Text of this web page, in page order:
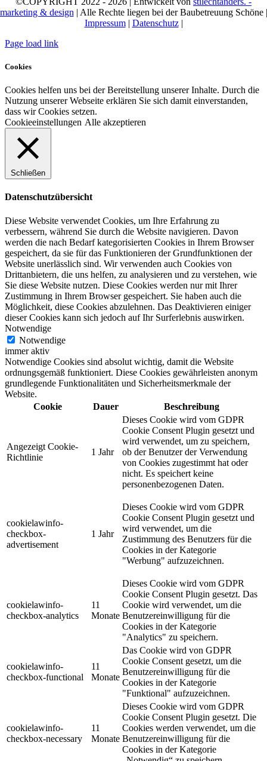
marketing & design | Alle Rechte liegen bei der Baubetreuung Schöne |
Impressum| Datenschutz|
Page load link
Cookies
Cookies helfen uns bei der Bereitstellung unserer Inhalte. Durch die
Nutzung unserer Webseite erklären Sie sich damit einverstanden,
dass wir Cookies setzen.
Cookieeinstellungen Alle akzeptieren
Schließen
Datenschutzübersicht
Diese Website verwendet Cookies, um Ihre Erfahrung zu
verbessern, während Sie durch die Website navigieren. Davon
werden die nach Bedarf kategorisierten Cookies in Ihrem Browser
gespeichert, da sie für das Funktionieren der Grundfunktionen der
Website unerlässlich sind. Wir verwenden auch Cookies von
Drittanbietern, die uns helfen, zu analysieren und zu verstehen, wie
Sie diese Website nutzen. Diese Cookies werden nur mit Ihrer
Zustimmung in Ihrem Browser gespeichert. Sie haben auch die
Möglichkeit, diese Cookies abzulehnen. Das Deaktivieren einiger
dieser Cookies kann sich jedoch auf Ihr Surferlebnis auswirken.
Notwendige
Notwendige
immer aktiv
Notwendige Cookies sind absolut wichtig, damit die Website
ordnungsgemäß funktioniert. Diese Cookies gewährleisten anonym
grundlegende Funktionalitäten und Sicherheitsmerkmale der
Website.
Cookie
Dauer Beschreibung
Angezeigt Cookie-
Richtlinie
1 Jahr
Dieses Cookie wird vom GDPR
Cookie Consent Plugin gesetzt und
wird verwendet, um zu speichern,
ob der Benutzer der Verwendung
von Cookies zugestimmt hat oder
nicht. Es speichert keine
personenbezogenen Daten.
cookielawinfo-
checkbox-
advertisement
1 Jahr
Dieses Cookie wird vom GDPR
Cookie Consent Plugin gesetzt und
wird verwendet, um die
Zustimmung des Benutzers für die
Cookies in der Kategorie
"Werbung" aufzuzeichnen.
cookielawinfo-
checkbox-analytics
11
Monate
Dieses Cookie wird vom GDPR
Cookie Consent Plugin gesetzt. Das
Cookie wird verwendet, um die
Benutzereinwilligung für die
Cookies in der Kategorie
"Analytics" zu speichern.
cookielawinfo-
checkbox-functional
11
Monate
Das Cookie wird von GDPR
Cookie Consent gesetzt, um die
Benutzereinwilligung für die
Cookies in der Kategorie
"Funktional" aufzuzeichnen.
cookielawinfo-
checkbox-necessary
11
Monate
Dieses Cookie wird vom GDPR
Cookie Consent Plugin gesetzt. Die
Cookies werden verwendet, um die
Benutzereinwilligung für die
Cookies in der Kategorie